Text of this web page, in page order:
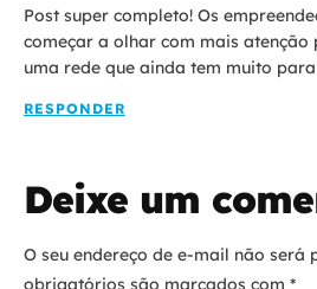
Post super completo! Os
começar a olhar com mais atenção
uma rede que ainda tem muito para
RESPONDER
Deixe um
O seu endereço de e-mail não será